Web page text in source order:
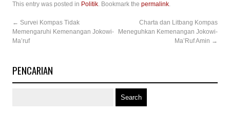
This entry was posted in Politik. Bookmark the permalink.
← Survei Kompas Tidak
Memengaruhi Kemenangan Jokowi-
Ma’ruf
Charta dan Litbang Kompas
Meneguhkan Kemenangan Jokowi-
Ma’Ruf Amin →
PENCARIAN